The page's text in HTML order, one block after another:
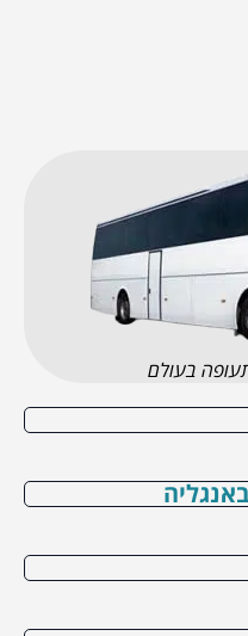
בעולם